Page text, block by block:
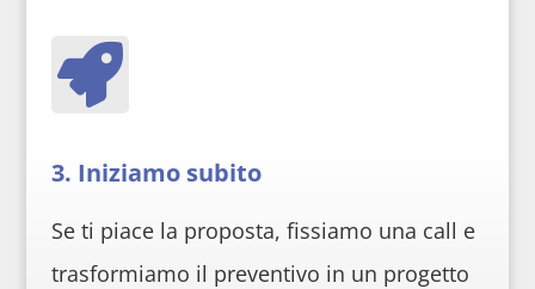

3. Iniziamo subito
Se ti piace la proposta, fissiamo una call e
trasformiamo il preventivo in un progetto